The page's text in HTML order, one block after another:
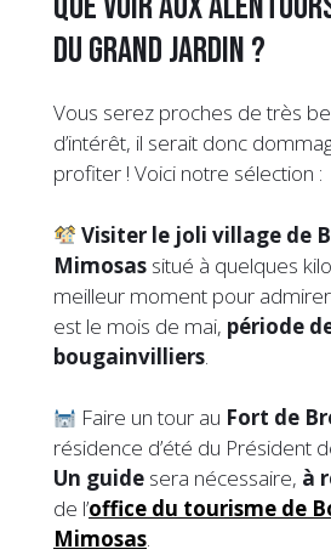
du Grand Jardin ?
Vous serez proches de très
d’intérêt, il serait donc
profiter ! Voici notre sélection :
Visiter le joli village de
Mimosas situé à quelques
meilleur moment pour
est le mois de mai, période
bougainvilliers
Faire un tour au Fort de
résidence d’été du Président
Un guide sera nécessaire, à
de l’office du tourisme de
Mimosas.